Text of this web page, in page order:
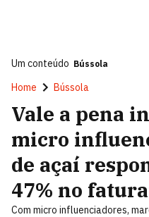
Um conteúdo Bússola
Home Bússola
Vale a pena
micro
de açaí
47% no
Com micro influenciadores,